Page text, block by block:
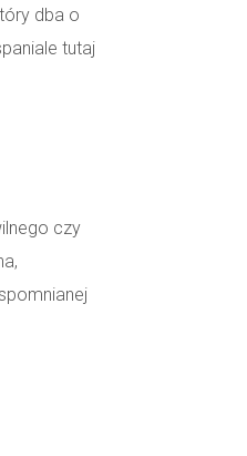
dba o
tutaj
czy